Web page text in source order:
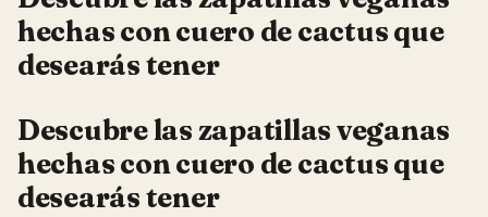
hechas con cuero de cactus que
desearás tener
Descubre las zapatillas veganas
hechas con cuero de cactus que
desearás tener